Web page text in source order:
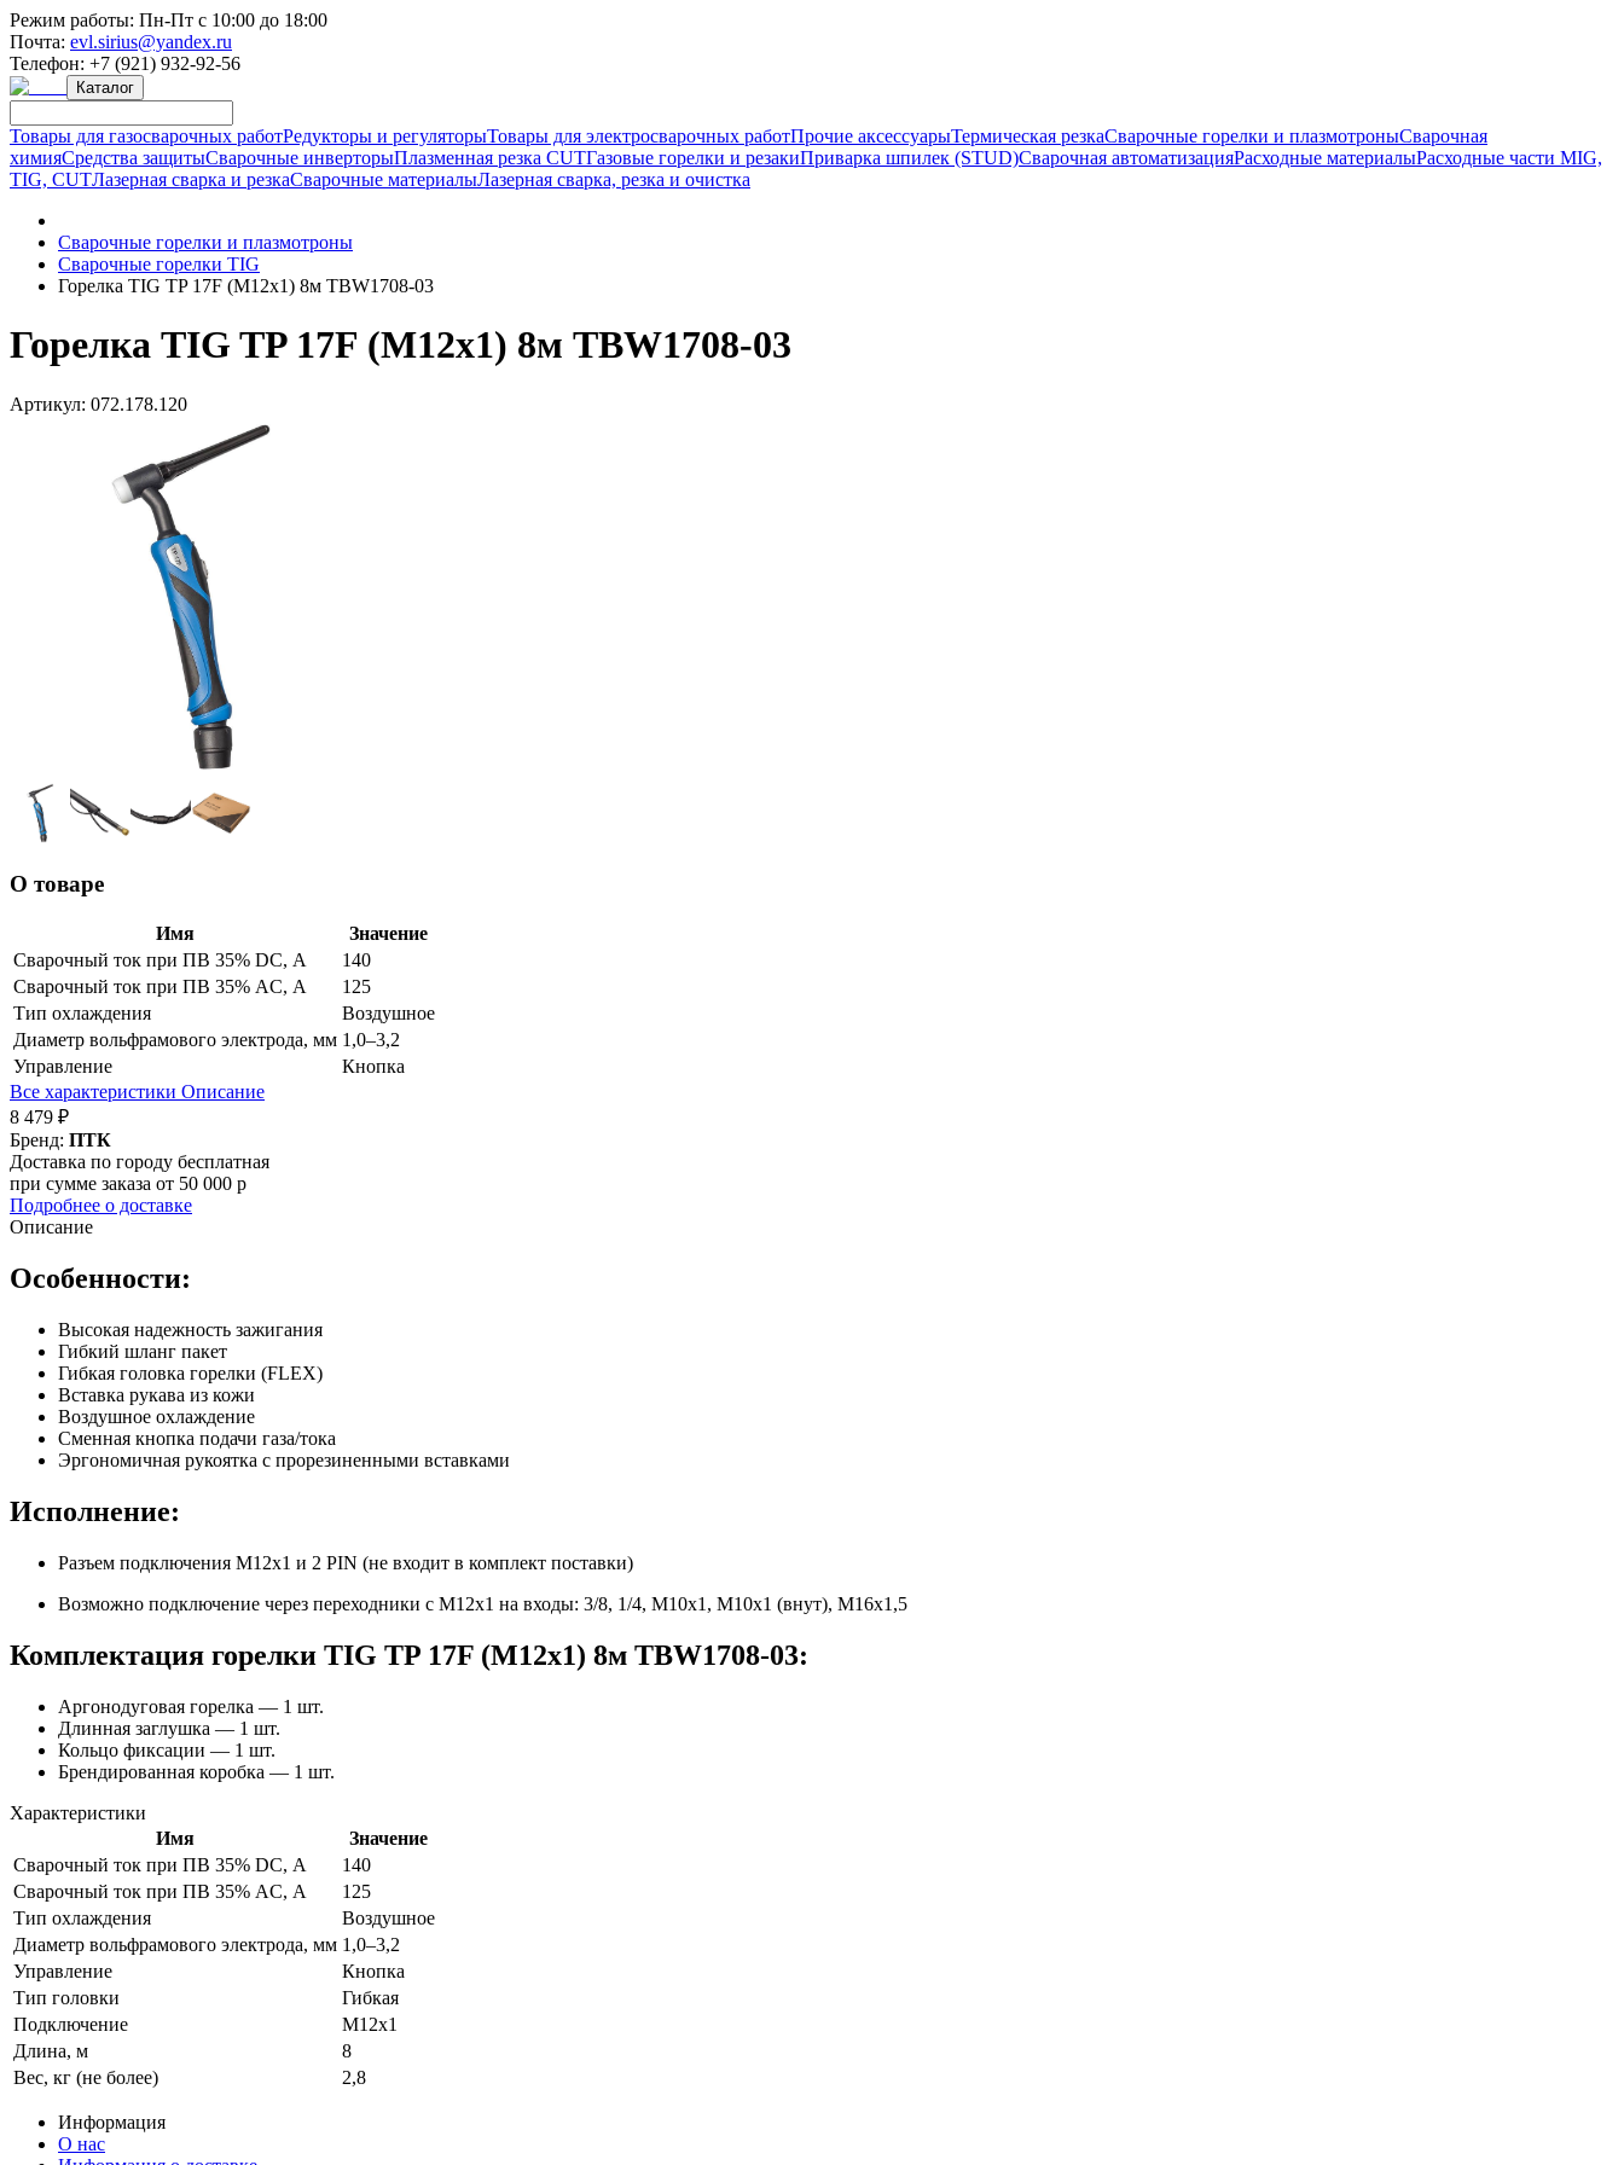
Режим работы: Пн-Пт с 10:00 до 18:00
Почта: evl.sirius@yandex.ru
Телефон: +7 (921) 932-92-56
Каталог
Товары для газосварочных работРедукторы и регуляторыТовары для электросварочных работПрочие аксессуарыТермическая резкаСварочные горелки и плазмотроныСварочная
химияСредства защитыСварочные инверторыПлазменная резка CUTГазовые горелки и резакиПриварка шпилек (STUD)Сварочная автоматизацияРасходные материалыРасходные части MIG,
TIG, CUTЛазерная сварка и резкаСварочные материалыЛазерная сварка, резка и очистка
Сварочные горелки и плазмотроны
Сварочные горелки TIG
Горелка TIG TP 17F (M12х1) 8м TBW1708-03
Горелка TIG TP 17F (M12х1) 8м TBW1708-03
Артикул: 072.178.120
О товаре
Имя
Значение
Сварочный ток при ПВ 35% DC, А
140
Сварочный ток при ПВ 35% AC, А
125
Тип охлаждения
Воздушное
Диаметр вольфрамового электрода, мм 1,0–3,2
Управление
Кнопка
Все характеристики Описание
8 479 ₽
Бренд: ПТК
Доставка по городу бесплатная
при сумме заказа от 50 000 р
Подробнее о доставке
Описание
Особенности:
Высокая надежность зажигания
Гибкий шланг пакет
Гибкая головка горелки (FLEX)
Вставка рукава из кожи
Воздушное охлаждение
Сменная кнопка подачи газа/тока
Эргономичная рукоятка с прорезиненными вставками
Исполнение:
Разъем подключения M12х1 и 2 PIN (не входит в комплект поставки)
Возможно подключение через переходники с М12х1 на входы: 3/8, 1/4, М10х1, М10х1 (внут), М16х1,5
Комплектация горелки TIG TP 17F (M12х1) 8м TBW1708-03:
Аргонодуговая горелка — 1 шт.
Длинная заглушка — 1 шт.
Кольцо фиксации — 1 шт.
Брендированная коробка — 1 шт.
Характеристики
Имя
Значение
Сварочный ток при ПВ 35% DC, А
140
Сварочный ток при ПВ 35% AC, А
125
Тип охлаждения
Воздушное
Диаметр вольфрамового электрода, мм 1,0–3,2
Управление
Кнопка
Тип головки
Гибкая
Подключение
M12х1
Длина, м
8
Вес, кг (не более)
2,8
Информация
О нас